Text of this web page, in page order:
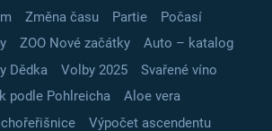
Změna času Partie
Počasí
ZOO Nové začátky
Auto – katalog
Dědka
Volby 2025
Svařené víno
podle Pohlreicha
Aloe vera
Výpočet ascendentu